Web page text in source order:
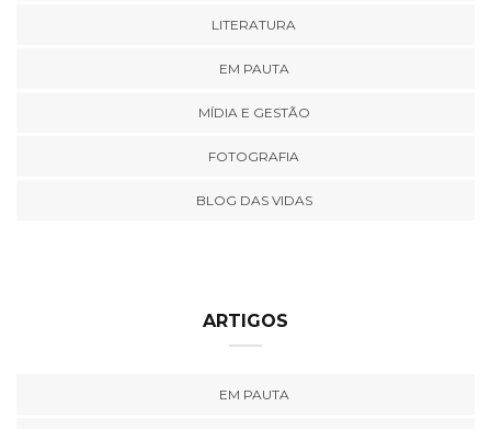
LITERATURA
EM PAUTA
MÍDIA E GESTÃO
FOTOGRAFIA
BLOG DAS VIDAS
ARTIGOS
EM PAUTA